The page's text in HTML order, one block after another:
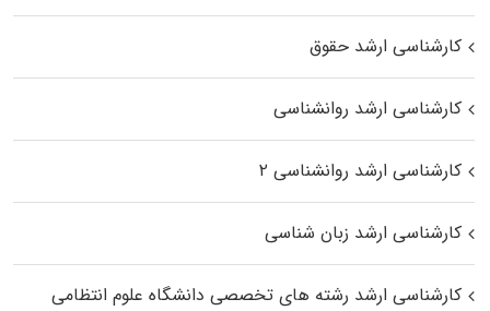
کارشناسی ارشد حقوق
کارشناسی ارشد روانشناسی
کارشناسی ارشد روانشناسی ۲
کارشناسی ارشد زبان شناسی
کارشناسی ارشد رﺷﺘﻪ ﻫﺎی تخصصی داﻧﺸﮕﺎه ﻋﻠﻮم انتظامی